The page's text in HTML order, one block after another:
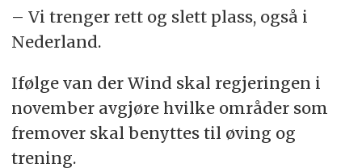
– Vi trenger rett og slett plass, også i
Nederland.
Ifølge van der Wind skal regjeringen i
november avgjøre hvilke områder som
fremover skal benyttes til øving og
trening.